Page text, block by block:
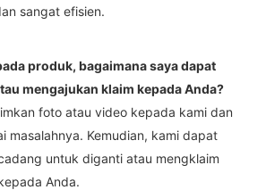
sangat efisien.
produk, bagaimana saya dapat
mengajukan klaim kepada Anda?
foto atau video kepada kami dan
masalahnya. Kemudian, kami dapat
untuk diganti atau mengklaim
Anda.